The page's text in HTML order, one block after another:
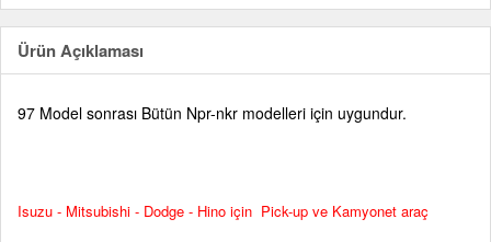
Ürün Açıklaması
97 Model sonrası Bütün Npr-nkr modelleri için uygundur.
Isuzu - Mitsubishi - Dodge - Hino için Pick-up ve Kamyonet araç